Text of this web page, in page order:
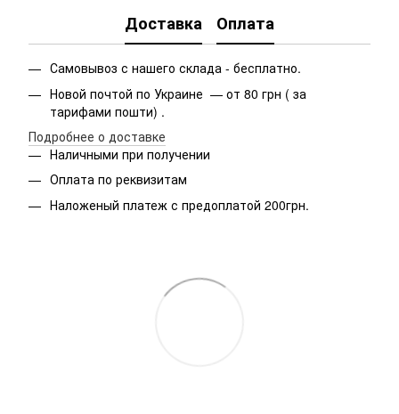
Доставка Оплата
Самовывоз с нашего склада - бесплатно.
Новой почтой по Украине — от 80 грн ( за
тарифами пошти) .
Подробнее о доставке
Наличными при получении
Оплата по реквизитам
Наложеный платеж с предоплатой 200грн.